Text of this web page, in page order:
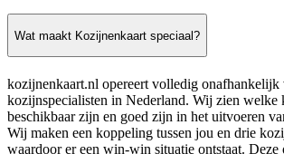
Wat maakt Kozijnenkaart speciaal?
kozijnenkaart.nl opereert volledig onafhankelijk
kozijnspecialisten in Nederland. Wij zien welke
beschikbaar zijn en goed zijn in het uitvoeren
Wij maken een koppeling tussen jou en drie
waardoor er een win-win situatie ontstaat. Deze